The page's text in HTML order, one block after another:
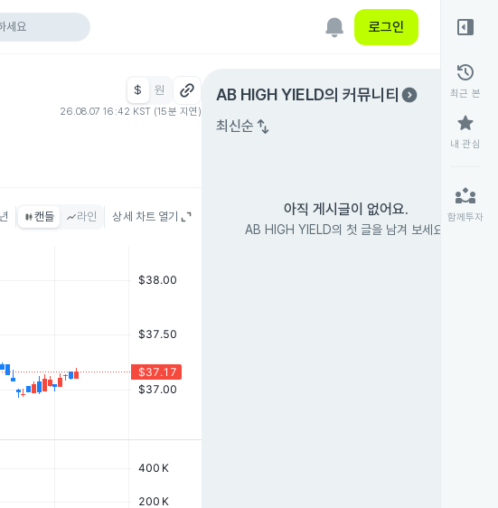
세요 로그인
$ 원
26.08.07 16:42 KST (15분 지연)
년 캔들 라인 상세 차트 열기
AB HIGH YIELD의 커뮤니티 expand_circle_right
최신순 swap_vert
아직 게시글이 없어요.
AB HIGH YIELD의 첫 글을 남겨 보세요.
right_panel_open
history
최근 본
star
내 관심
partner_exchange
함께투자